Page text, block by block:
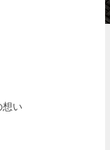
想い